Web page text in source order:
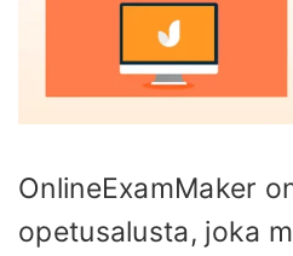
OnlineExamMaker
opetusalusta, joka